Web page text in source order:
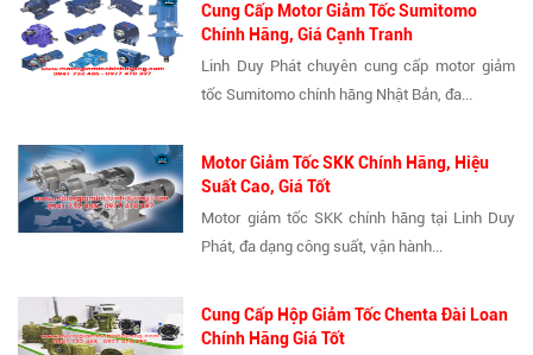
Cung Cấp Motor Giảm Tốc Sumitomo
Chính Hãng, Giá Cạnh Tranh
Linh Duy Phát chuyên cung cấp motor giảm
tốc Sumitomo chính hãng Nhật Bản, đa...
Motor Giảm Tốc SKK Chính Hãng, Hiệu
Suất Cao, Giá Tốt
Motor giảm tốc SKK chính hãng tại Linh Duy
Phát, đa dạng công suất, vận hành...
Cung Cấp Hộp Giảm Tốc Chenta Đài Loan
Chính Hãng Giá Tốt